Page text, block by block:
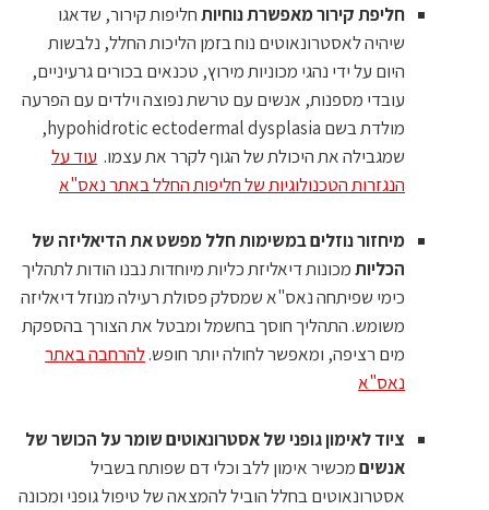
חליפת קירור מאפשרת נוחיותחליפות קירור, שדאגו
שיהיה לאסטרונאוטים נוח בזמן הליכות החלל, נלבשות
היום על ידי נהגי מכוניות מירוץ, טכנאים בכורים גרעיניים,
עובדי מספנות, אנשים עם טרשת נפוצה וילדים עם הפרעה
מולדת בשם hypohidrotic ectodermal dysplasia,
שמגבילה את היכולת של הגוף לקרר את עצמו. עוד על
הנגזרות הטכנולוגיות של חליפות החלל באתר נאס"א
מיחזור נוזלים במשימות חלל מפשט את הדיאליזה של
הכליותמכונות דיאליזת כליות מיוחדות נבנו הודות לתהליך
כימי שפיתחה נאס"א שמסלק פסולת רעילה מנוזל דיאליזה
משומש. התהליך חוסך בחשמל ומבטל את הצורך בהספקת
מים רציפה, ומאפשר לחולה יותר חופש.להרחבה באתר
נאס"א
ציוד לאימון גופני של אסטרונאוטים שומר על הכושר של
אנשיםמכשיר אימון ללב וכלי דם שפותח בשביל
אסטרונאוטים בחלל הוביל להמצאה של טיפול גופני ומכונה